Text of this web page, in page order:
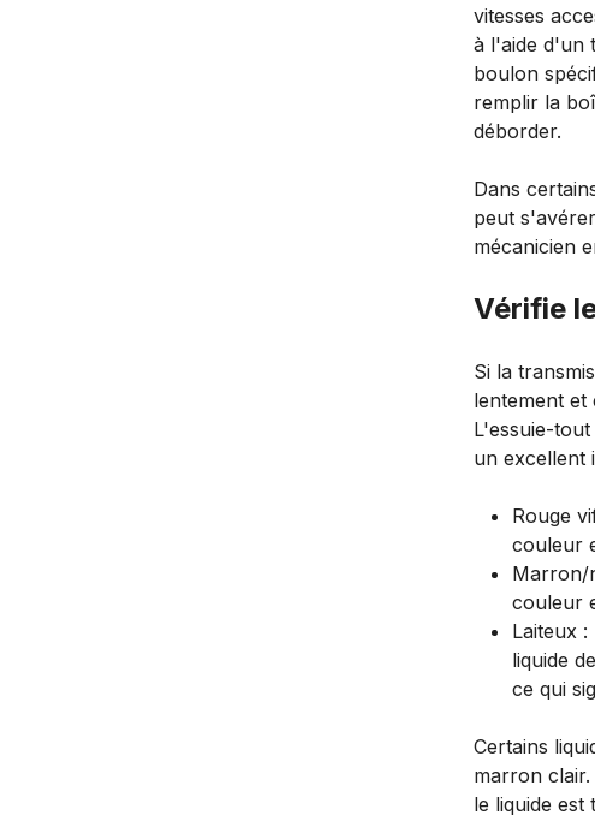
vitesses
à l'aide d'un
boulon
remplir la
déborder.
Dans
peut
mécanicien
Vérifie
Si la
lentement et
L'essuie-
un excellent
Rouge
couleur
Marron/
couleur
Laiteux
liquide
ce qui
Certains
marron
le liquide